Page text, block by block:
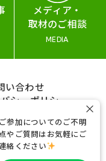
メディア・
取材のご相談
MEDIA
い合わせ
シーポリシー
ー
ご参加についてのご不明
点やご質問はお気軽にご
絡ください
×